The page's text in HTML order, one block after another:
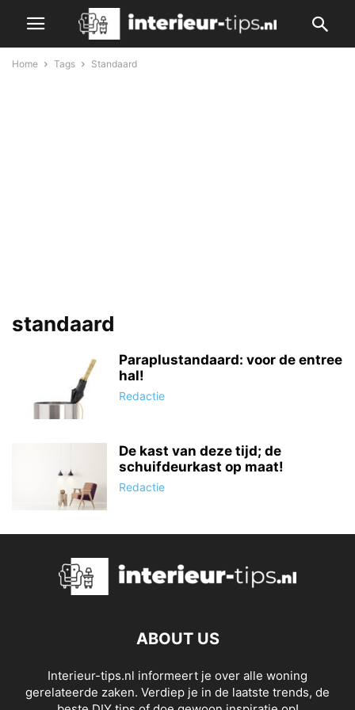
Home Tags Standaard
standaard
Paraplustandaard: voor de entree
hal!
Redactie
De kast van deze tijd; de
schuifdeurkast op maat!
Redactie
ABOUT US
Interieur-tips.nl informeert je over alle woning
gerelateerde zaken. Verdiep je in de laatste trends, de